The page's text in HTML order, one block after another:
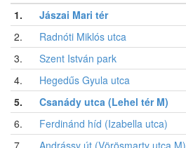
1.
Jászai Mari tér
2.
Radnóti Miklós utca
3.
Szent István park
4.
Hegedűs Gyula utca
5.
Csanády utca (Lehel tér M)
6.
Ferdinánd híd (Izabella utca)
7.
Andrássy út (Vörösmarty utca M)